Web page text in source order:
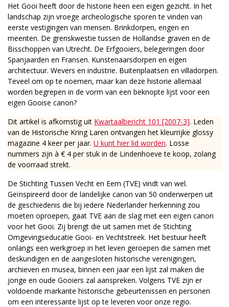
Het Gooi heeft door de historie heen een eigen gezicht. In het
landschap zijn vroege archeologische sporen te vinden van
eerste vestigingen van mensen. Brinkdorpen, engen en
meenten. De grenskwestie tussen de Hollandse graven en de
Bisschoppen van Utrecht. De Erfgooiers, belegeringen door
Spanjaarden en Fransen. Kunstenaarsdorpen en eigen
architectuur. Wevers en industrie. Buitenplaatsen en villadorpen.
Teveel om op te noemen, maar kan deze historie allemaal
worden begrepen in de vorm van een beknopte lijst voor een
eigen Gooise canon?
Dit artikel is afkomstig uit Kwartaalbericht 101 [2007-3]. Leden
van de Historische Kring Laren ontvangen het kleurrijke glossy
magazine 4 keer per jaar. U kunt hier lid worden. Losse
nummers zijn à € 4 per stuk in de Lindenhoeve te koop, zolang
de voorraad strekt.
De Stichting Tussen Vecht en Eem (TVE) vindt van wel.
Geïnspireerd door de landelijke canon van 50 onderwerpen uit
de geschiedenis die bij iedere Nederlander herkenning zou
moeten oproepen, gaat TVE aan de slag met een eigen canon
voor het Gooi. Zij brengt die uit samen met de Stichting
Omgevingseducatie Gooi- en Vechtstreek. Het bestuur heeft
onlangs een werkgroep in het leven geroepen die samen met
deskundigen en de aangesloten historische verenigingen,
archieven en musea, binnen een jaar een lijst zal maken die
jonge en oude Gooiers zal aanspreken. Volgens TVE zijn er
voldoende markante historische gebeurtenissen en personen
om een interessante lijst op te leveren voor onze regio.